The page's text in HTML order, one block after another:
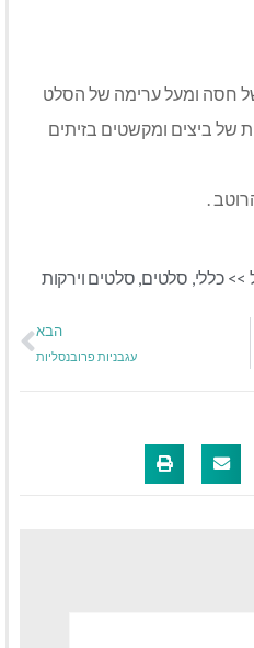
חסה ומעל ערימה של הסלט
של ביצים ומקשטים בזיתים
.
>> כללי, סלטים, סלטים וירקות
הבא
עגבניות פרובנסליות